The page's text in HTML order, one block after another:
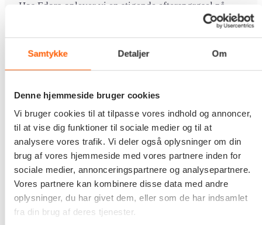
Samtykke Detaljer Om
Denne hjemmeside bruger cookies
Vi bruger cookies til at tilpasse vores indhold og annoncer,
til at vise dig funktioner til sociale medier og til at
analysere vores trafik. Vi deler også oplysninger om din
brug af vores hjemmeside med vores partnere inden for
sociale medier, annonceringspartnere og analysepartnere.
Vores partnere kan kombinere disse data med andre
oplysninger, du har givet dem, eller som de har indsamlet
fra din brug af deres tjenester.
Hos Edora oplever vi en stigende efterspørgsel på
løsninger, der sikrer borgernes digitale identitet og
samtidig lever op til strenge sikkerheds- og
compliancekrav.
sådanne løsninger kan udvikles og driftes under
dansk kontrol – og hvor vi allerede har testet nogle
af Europas mest spændende initiativer. Vi er stolte
af at være med til at udvikle fremtidens digitale
løsninger i både Danmark og EU.”
– Mads Hedegaard, Direktør, Edora
Den digitale fremtid kræver teknisk ekspertise, stærk